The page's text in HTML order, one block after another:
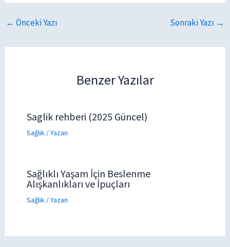
← Önceki Yazı Sonraki Yazı →
Benzer Yazılar
Saglik rehberi (2025 Güncel)
Sağlık/ Yazan
Sağlıklı Yaşam İçin Beslenme
Alışkanlıkları ve İpuçları
Sağlık/ Yazan